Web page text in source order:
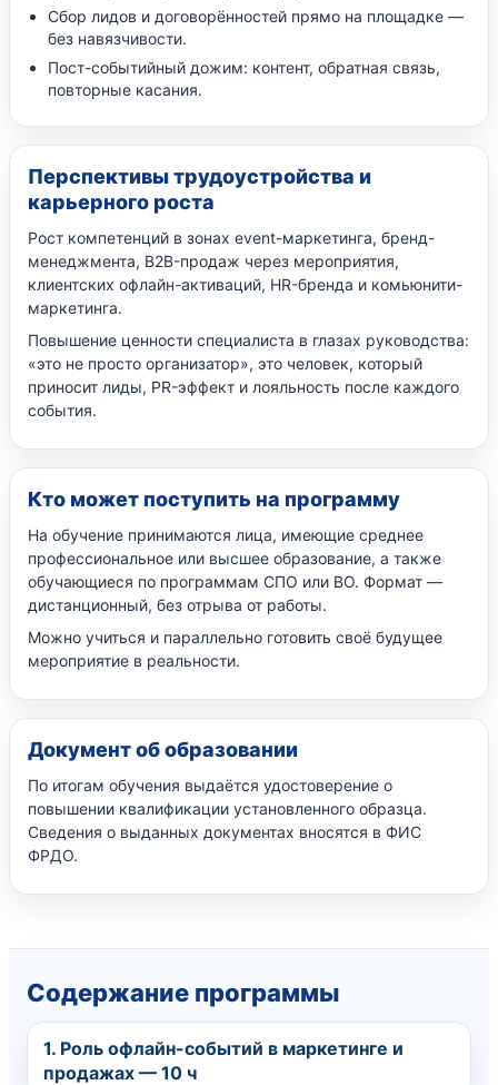
Сбор лидов и договорённостей прямо на площадке —
без навязчивости.
Пост-событийный дожим: контент, обратная связь,
повторные касания.
Перспективы трудоустройства и
карьерного роста
Рост компетенций в зонах event-маркетинга, бренд-
менеджмента, B2B-продаж через мероприятия,
клиентских офлайн-активаций, HR-бренда и комьюнити-
маркетинга.
Повышение ценности специалиста в глазах руководства:
«это не просто организатор», это человек, который
приносит лиды, PR-эффект и лояльность после каждого
события.
Кто может поступить на программу
На обучение принимаются лица, имеющие среднее
профессиональное или высшее образование, а также
обучающиеся по программам СПО или ВО. Формат —
дистанционный, без отрыва от работы.
Можно учиться и параллельно готовить своё будущее
мероприятие в реальности.
Документ об образовании
По итогам обучения выдаётся удостоверение о
повышении квалификации установленного образца.
Сведения о выданных документах вносятся в ФИС
ФРДО.
Содержание программы
1. Роль офлайн-событий в маркетинге и
продажах — 10 ч